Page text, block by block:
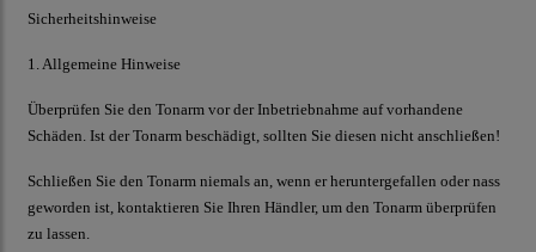
Sicherheitshinweise
1. Allgemeine Hinweise
Überprüfen Sie den Tonarm vor der Inbetriebnahme auf vorhandene
Schäden. Ist der Tonarm beschädigt, sollten Sie diesen nicht anschließen!
Schließen Sie den Tonarm niemals an, wenn er heruntergefallen oder nass
geworden ist, kontaktieren Sie Ihren Händler, um den Tonarm überprüfen
zu lassen.